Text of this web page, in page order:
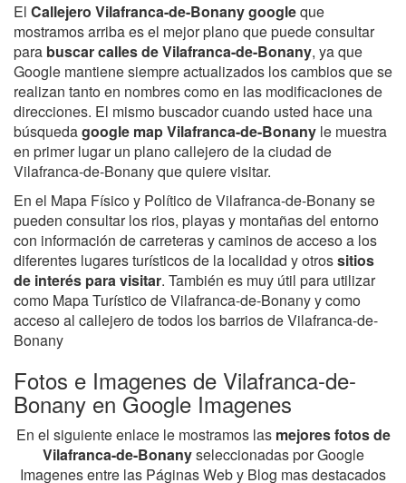
El Callejero Vilafranca-de-Bonany googleque
mostramos arriba es el mejor plano que puede consultar
para buscar calles de Vilafranca-de-Bonany, ya que
Google mantiene siempre actualizados los cambios que se
realizan tanto en nombres como en las modificaciones de
direcciones. El mismo buscador cuando usted hace una
búsquedagoogle map Vilafranca-de-Bonany le muestra
en primer lugar un plano callejero de la ciudad de
Vilafranca-de-Bonany que quiere visitar.
En el Mapa Físico y Político de Vilafranca-de-Bonany se
pueden consultar los rios, playas y montañas del entorno
con información de carreteras y caminos de acceso a los
diferentes lugares turísticos de la localidad y otrossitios
de interés para visitar. También es muy útil para utilizar
como Mapa Turístico de Vilafranca-de-Bonany y como
acceso al callejero de todos los barrios de Vilafranca-de-
Bonany
Fotos e Imagenes de Vilafranca-de-
Bonany en Google Imagenes
En el siguiente enlace le mostramos las mejores fotos de
Vilafranca-de-Bonanyseleccionadas por Google
Imagenes entre las Páginas Web y Blog mas destacados